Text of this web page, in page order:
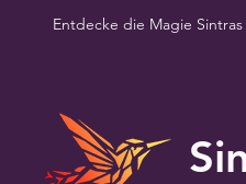
Entdecke die Magie Sintras